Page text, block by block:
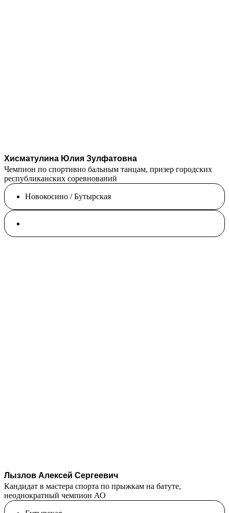
Хисматулина Юлия Зулфатовна
Чемпион по спортивно бальным танцам, призер городских
республиканских соревнований
Новокосино / Бутырская
Лызлов Алексей Сергеевич
Кандидат в мастера спорта по прыжкам на батуте,
неоднократный чемпион АО